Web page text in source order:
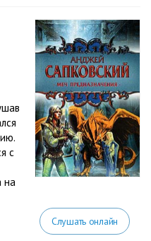
с
на
Слушать онлайн